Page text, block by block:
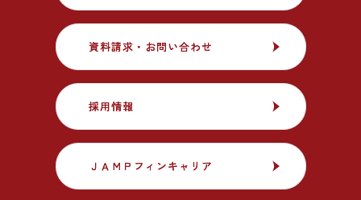
資料請求・お問い合わせ
資料請求・お問い合わせ
採用情報
採用情報
ＪＡＭＰフィンキャリア
ＪＡＭＰフィンキャリア